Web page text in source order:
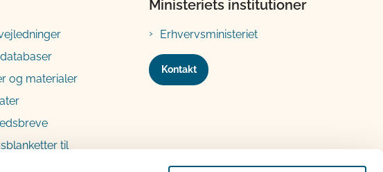
og materialer
til
Ministeriets institutioner
Erhvervsministeriet
Kontakt